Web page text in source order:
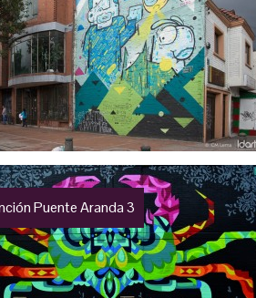
Puente Aranda 3